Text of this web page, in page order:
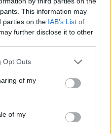
This information may
parties on the IAB’s List of
further disclose it to other
uses one or more Google
behaviour. You may click to
and its third-party tags to
purposes in below Google
Opt Outs
of my
of my